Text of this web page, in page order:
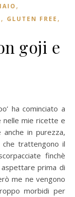
,
, GLUTEN FREE ,
goji e
nelle mie ricette e
in purezza,
che trattengono il
finchè
prima di
me ne vengono
morbidi per